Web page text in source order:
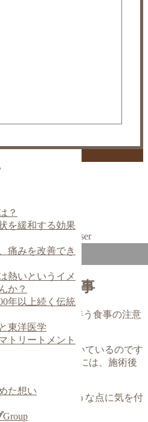
？
を緩和する効果
痛みを改善でき
熱いというイメ
か？
年以上続く伝統
東洋医学
トリートメント
た想い
Group
後の食事
wpuser
ブログ
施術後の食事
あとの代謝UPに伴う食事の注意
。
しさせていただいているのです
をより実感するには、施術後
あります。
いのか、どのような点に気を付
します。